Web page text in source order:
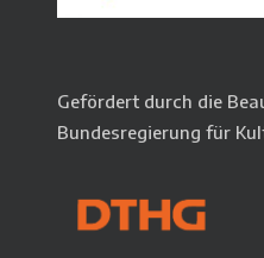
Gefördert durch die
Bundesregierung für